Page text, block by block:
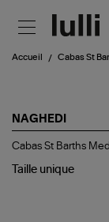
Accueil Cabas St
NAGHEDI
Cabas
Barths
Cabas St Barths
Taille unique